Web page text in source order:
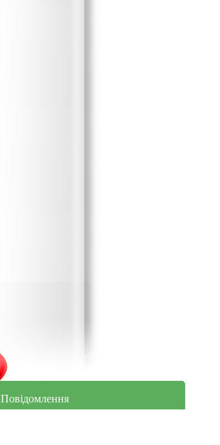
Повідомлення